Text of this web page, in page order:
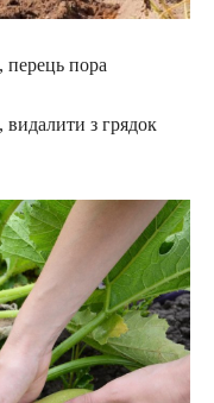
перець пора
видалити з грядок